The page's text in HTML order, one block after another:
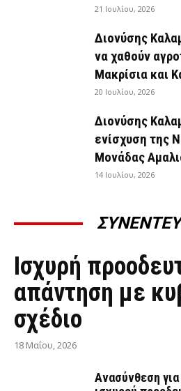
21 Ιουλίου, 2026
Διονύσης
να χαθούν
Μακρίσια και
20 Ιουλίου, 2026
Διονύσης
ενίσχυση της
Μονάδας
14 Ιουλίου, 2026
ΣΥΝΕΝΤΕΎΞΕΙΣ
Ισχυρή
απάντηση με
σχέδιο
18 Μαΐου, 2026
Ανασύνθεση για